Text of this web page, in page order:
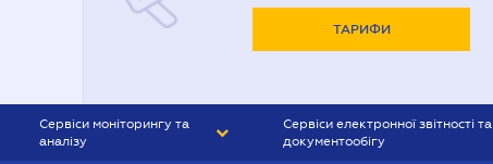
ТАРИФИ
Сервіси моніторингу та
аналізу
Сервіси електронної звітності та
документообігу